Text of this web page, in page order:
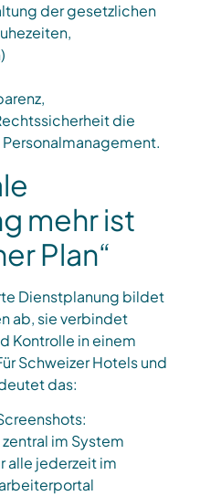
der gesetzlichen
die
mehr ist
Plan“
Dienstplanung bildet
ab, sie verbindet
Kontrolle in einem
Schweizer Hotels und
das:​
im System
alle jederzeit im